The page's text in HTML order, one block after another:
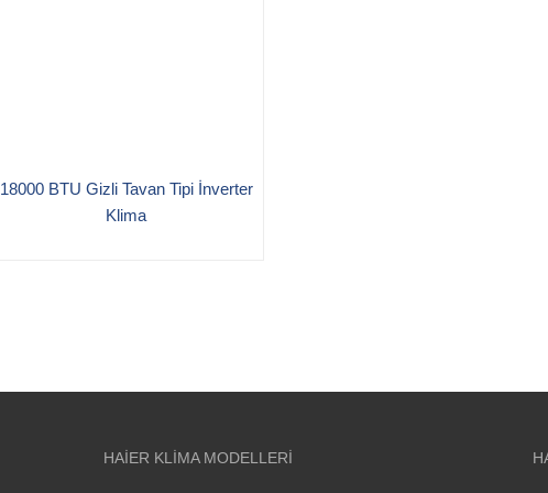
18000 BTU Gizli Tavan Tipi İnverter
Klima
HAIER KLIMA MODELLERI